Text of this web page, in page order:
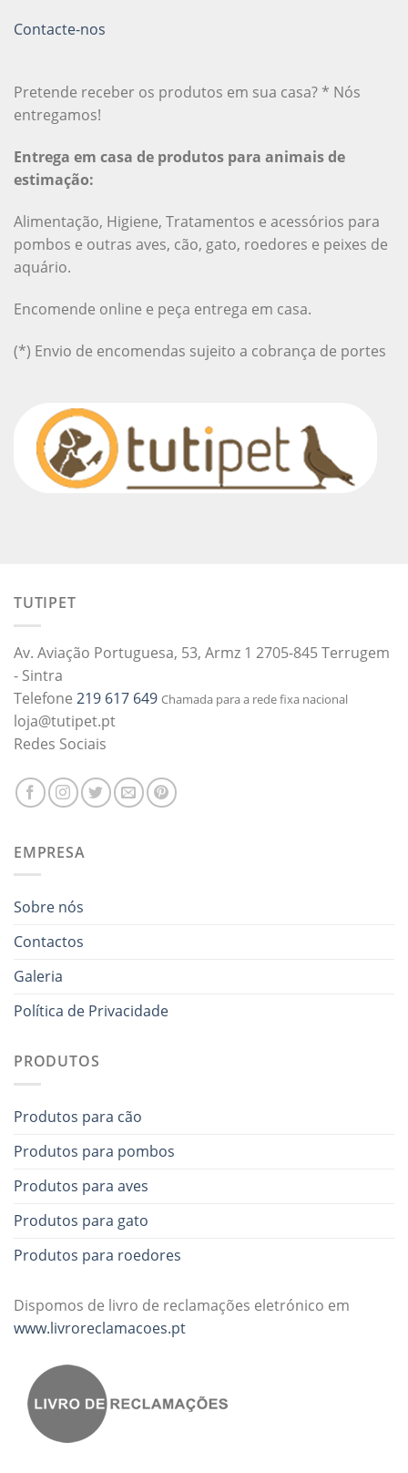
Contacte-nos
Pretende receber os produtos em sua casa? * Nós
entregamos!
Entrega em casa de produtos para animais de
estimação:
Alimentação, Higiene, Tratamentos e acessórios para
pombos e outras aves, cão, gato, roedores e peixes de
aquário.
Encomende online e peça entrega em casa.
(*) Envio de encomendas sujeito a cobrança de portes
TUTIPET
Av. Aviação Portuguesa, 53, Armz 1 2705-845 Terrugem
- Sintra
Telefone 219 617 649 Chamada para a rede fixa nacional
loja@tutipet.pt
Redes Sociais
EMPRESA
Sobre nós
Contactos
Galeria
Política de Privacidade
PRODUTOS
Produtos para cão
Produtos para pombos
Produtos para aves
Produtos para gato
Produtos para roedores
Dispomos de livro de reclamações eletrónico em
www.livroreclamacoes.pt